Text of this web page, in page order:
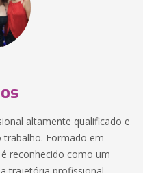
altamente qualificado e
trabalho. Formado em
reconhecido como um